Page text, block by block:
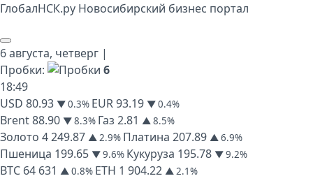
ГлобалНСК.py Новосибирский бизнес портал
6 августа, четверг |
Пробки:
6
18:49
USD 80.93 ▼ 0.3% EUR93.19 ▼ 0.4%
Brent88.90 ▼ 8.3% Газ 2.81 ▲ 8.5%
Золото 4 249.87 ▲ 2.9% Платина 207.89 ▲ 6.9%
Пшеница 199.65 ▼ 9.6% Кукуруза 195.78 ▼ 9.2%
BTC 64 631 ▲ 0.8% ETH 1 904.22 ▲ 2.1%